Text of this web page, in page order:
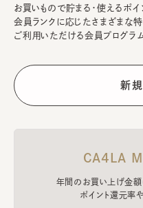
お買いもので貯まる・使えるポイ
会員ランクに応じたさまざまな
ご利用いただける会員プログラ
CA4LA
年間のお買い上げ金額
ポイント還元率